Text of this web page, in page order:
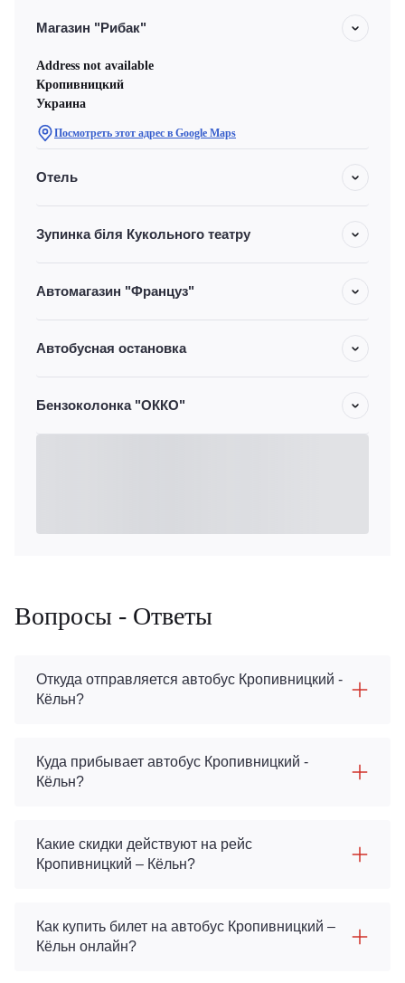
Магазин "Рибак"
Address not available
Кропивницкий
Украина
Посмотреть этот адрес в Google Maps
Отель
Зупинка біля Кукольного театру
Автомагазин "Француз"
Автобусная остановка
Бензоколонка "ОККО"
Вопросы - Ответы
Откуда отправляется автобус Кропивницкий -
Кёльн?
Куда прибывает автобус Кропивницкий -
Кёльн?
Какие скидки действуют на рейс
Кропивницкий – Кёльн?
Как купить билет на автобус Кропивницкий –
Кёльн онлайн?